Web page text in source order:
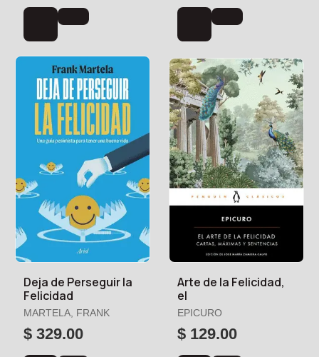
Deja de Perseguir la
Felicidad
MARTELA, FRANK
$ 329.00
Arte de la Felicidad,
el
EPICURO
$ 129.00